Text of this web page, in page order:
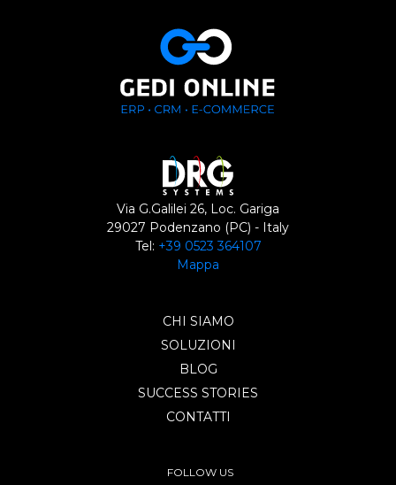
Via G.Galilei 26, Loc. Gariga
29027 Podenzano (PC) - Italy
Tel: +39 0523 364107
Mappa
CHI SIAMO
SOLUZIONI
BLOG
SUCCESS STORIES
CONTATTI
FOLLOW US